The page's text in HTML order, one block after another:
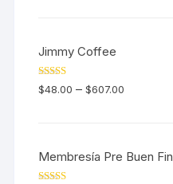
Jimmy Coffee
Valorado en
5.00de 5
$48.00 –$607.00
Membresía Pre Buen Fin